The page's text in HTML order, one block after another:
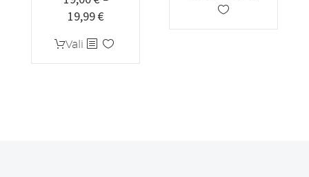
19,99€Hinnavahemik:
kuni
19,99 €
Vali Sellel
tootel
3,90 €.